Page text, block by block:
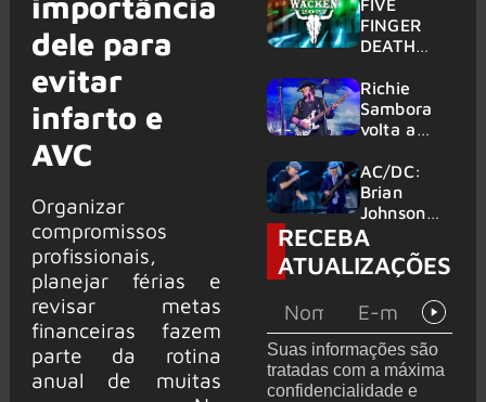
dele para
evitar
infarto e
AVC
Organizar
compromissos
profissionais,
planejar férias e
revisar metas
financeiras fazem
parte da rotina
anual de muitas
confirmad
o por
FIVE
FINGER
DEATH
HELLOWE
EN:
Gigantes
anunciados
no Wacken
2027
Richie
Sambora
volta a
clássicos
do Bon
Jovi com o
supergrupo
Kings of
Chaos nos
Unidos
AC/DC:
Brian
Johnson
quase é
atingido
por canhão
RECEBA
ATUALIZAÇÕES
Suas informações são
tratadas com a máxima
confidencialidade e